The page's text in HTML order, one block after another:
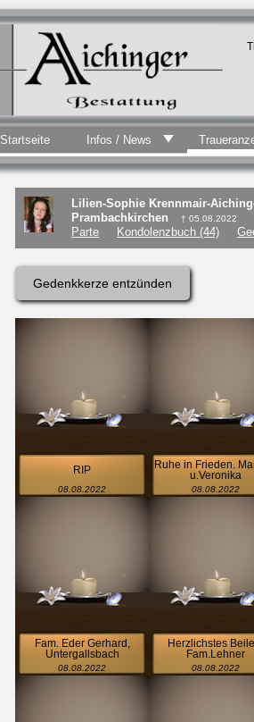
Startseite Infos / News
Lilien-Sophie Krennmair-
Prambachkirchen
† 05.08.2022
Parte Kondolenzbuch (44)
Gedenkkerze entzünden
RIP
08.08.2022
Ruhe in Frieden.
u.Veronika
08.08.2022
Fam. Eder Gerhard,
Untergallsbach
08.08.2022
Herzlichstes
Fam.Lehner
08.08.2022